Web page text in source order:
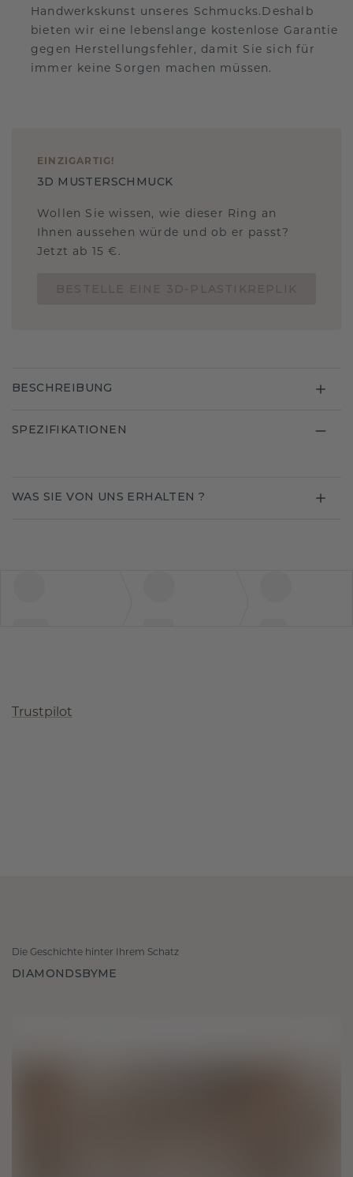
Handwerkskunst unseres Schmucks.Deshalb
bieten wir eine lebenslange kostenlose Garantie
gegen Herstellungsfehler, damit Sie sich für
immer keine Sorgen machen müssen.
EINZIGARTIG !
3D MUSTERSCHMUCK
Wollen Sie wissen, wie dieser Ring an
Ihnen aussehen würde und ob er passt?
Jetzt ab 15 €.
BESCHREIBUNG
SPEZIFIKATIONEN
WAS SIE VON UNS ERHALTEN ?
Trustpilot
Die Geschichte hinter Ihrem Schatz
DIAMONDSBYME